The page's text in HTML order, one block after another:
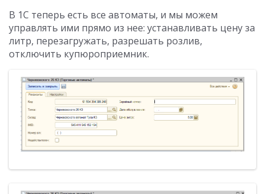
В 1С теперь есть все автоматы, и мы можем
управлять ими прямо из нее: устанавливать цену за
литр, перезагружать, разрешать розлив,
отключить купюроприемник.